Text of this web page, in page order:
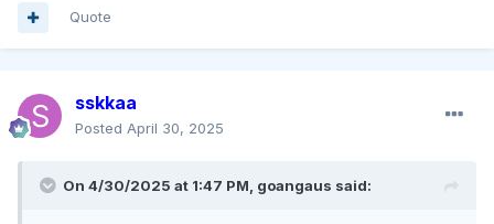
Quote
sskkaa
Posted April 30, 2025
On 4/30/2025 at 1:47 PM, goangaus said: